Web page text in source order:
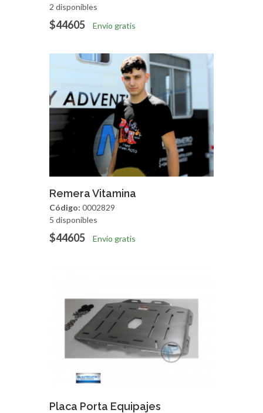
2 disponibles
$44605 Envío gratis
Agregar
Remera Vitamina
Código: 0002829
5 disponibles
$44605 Envío gratis
Agregar Vista Rapida
Placa Porta Equipajes